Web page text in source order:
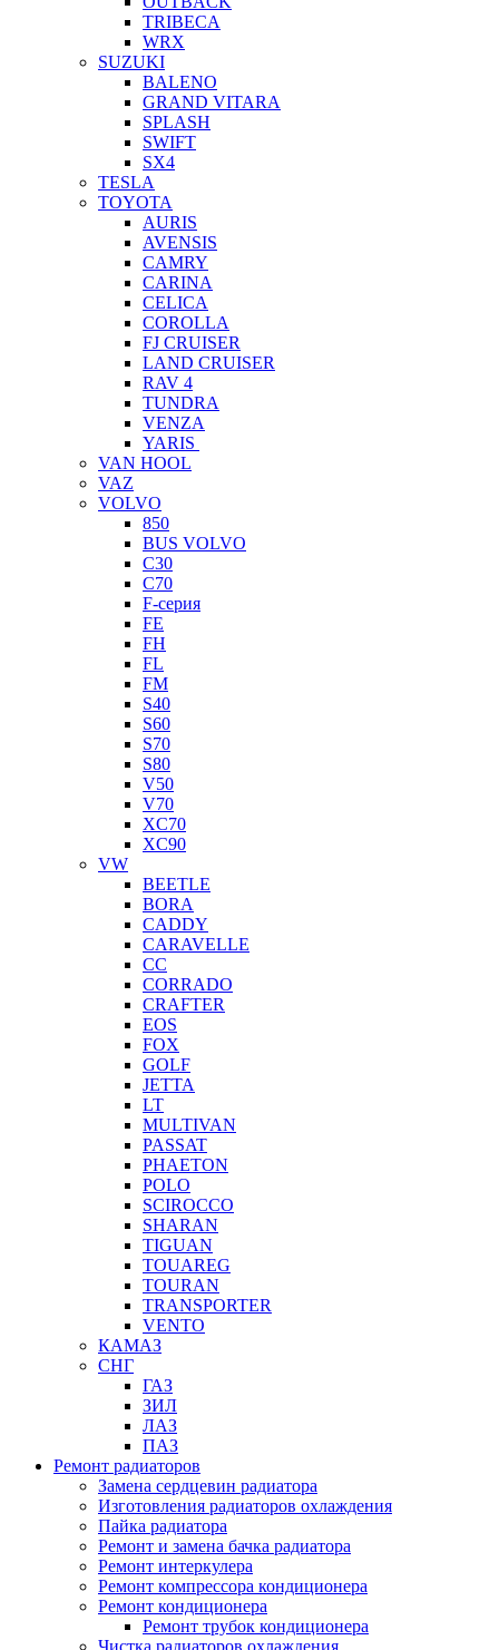
TRIBECA
WRX
SUZUKI
BALENO
GRAND VITARA
SPLASH
SWIFT
SX4
TESLA
TOYOTA
AURIS
AVENSIS
CAMRY
CARINA
CELICA
COROLLA
FJ CRUISER
LAND CRUISER
RAV 4
TUNDRA
VENZA
YARIS
VAN HOOL
VAZ
VOLVO
850
BUS VOLVO
C30
C70
F-серия
FE
FH
FL
FM
S40
S60
S70
S80
V50
V70
XC70
XC90
VW
BEETLE
BORA
CADDY
CARAVELLE
CC
CORRADO
CRAFTER
EOS
FOX
GOLF
JETTA
LT
MULTIVAN
PASSAT
PHAETON
POLO
SCIROCCO
SHARAN
TIGUAN
TOUAREG
TOURAN
TRANSPORTER
VENTO
КАМАЗ
СНГ
ГАЗ
ЗИЛ
ЛАЗ
ПАЗ
Ремонт радиаторов
Замена сердцевин радиатора
Изготовления радиаторов охлаждения
Пайка радиатора
Ремонт и замена бачка радиатора
Ремонт интеркулера
Ремонт компрессора кондиционера
Ремонт кондиционера
Ремонт трубок кондиционера
Чистка радиаторов охлаждения